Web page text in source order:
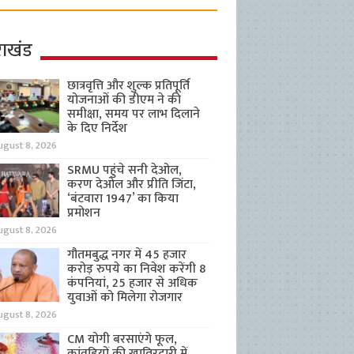
छात्रवृत्ति और शुल्क प्रतिपूर्ति
योजनाओं की डीएम ने की
समीक्षा, समय पर लाभ दिलाने
के दिए निर्देश
8, 2026
SRMU पहुंचे सनी देओल,
करण देओल और प्रीति जिंटा,
‘बंटवारा 1947’ का किया
प्रमोशन
8, 2026
गौतमबुद्ध नगर में 45 हजार
करोड़ रुपये का निवेश करेंगी 8
कंपनियां, 25 हजार से अधिक
युवाओं को मिलेगा रोजगार
8, 2026
CM योगी बरसाएंगे फूल,